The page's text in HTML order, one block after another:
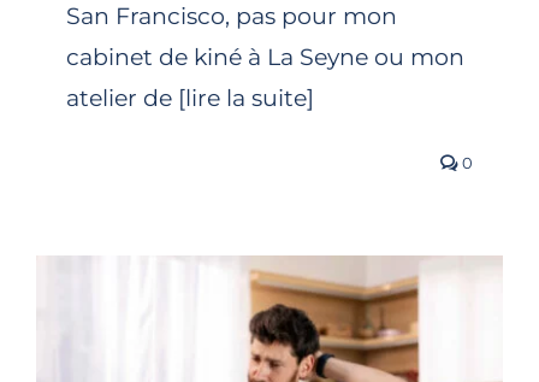
San Francisco, pas pour mon
cabinet de kiné à La Seyne ou mon
atelier de [lire la suite]
0